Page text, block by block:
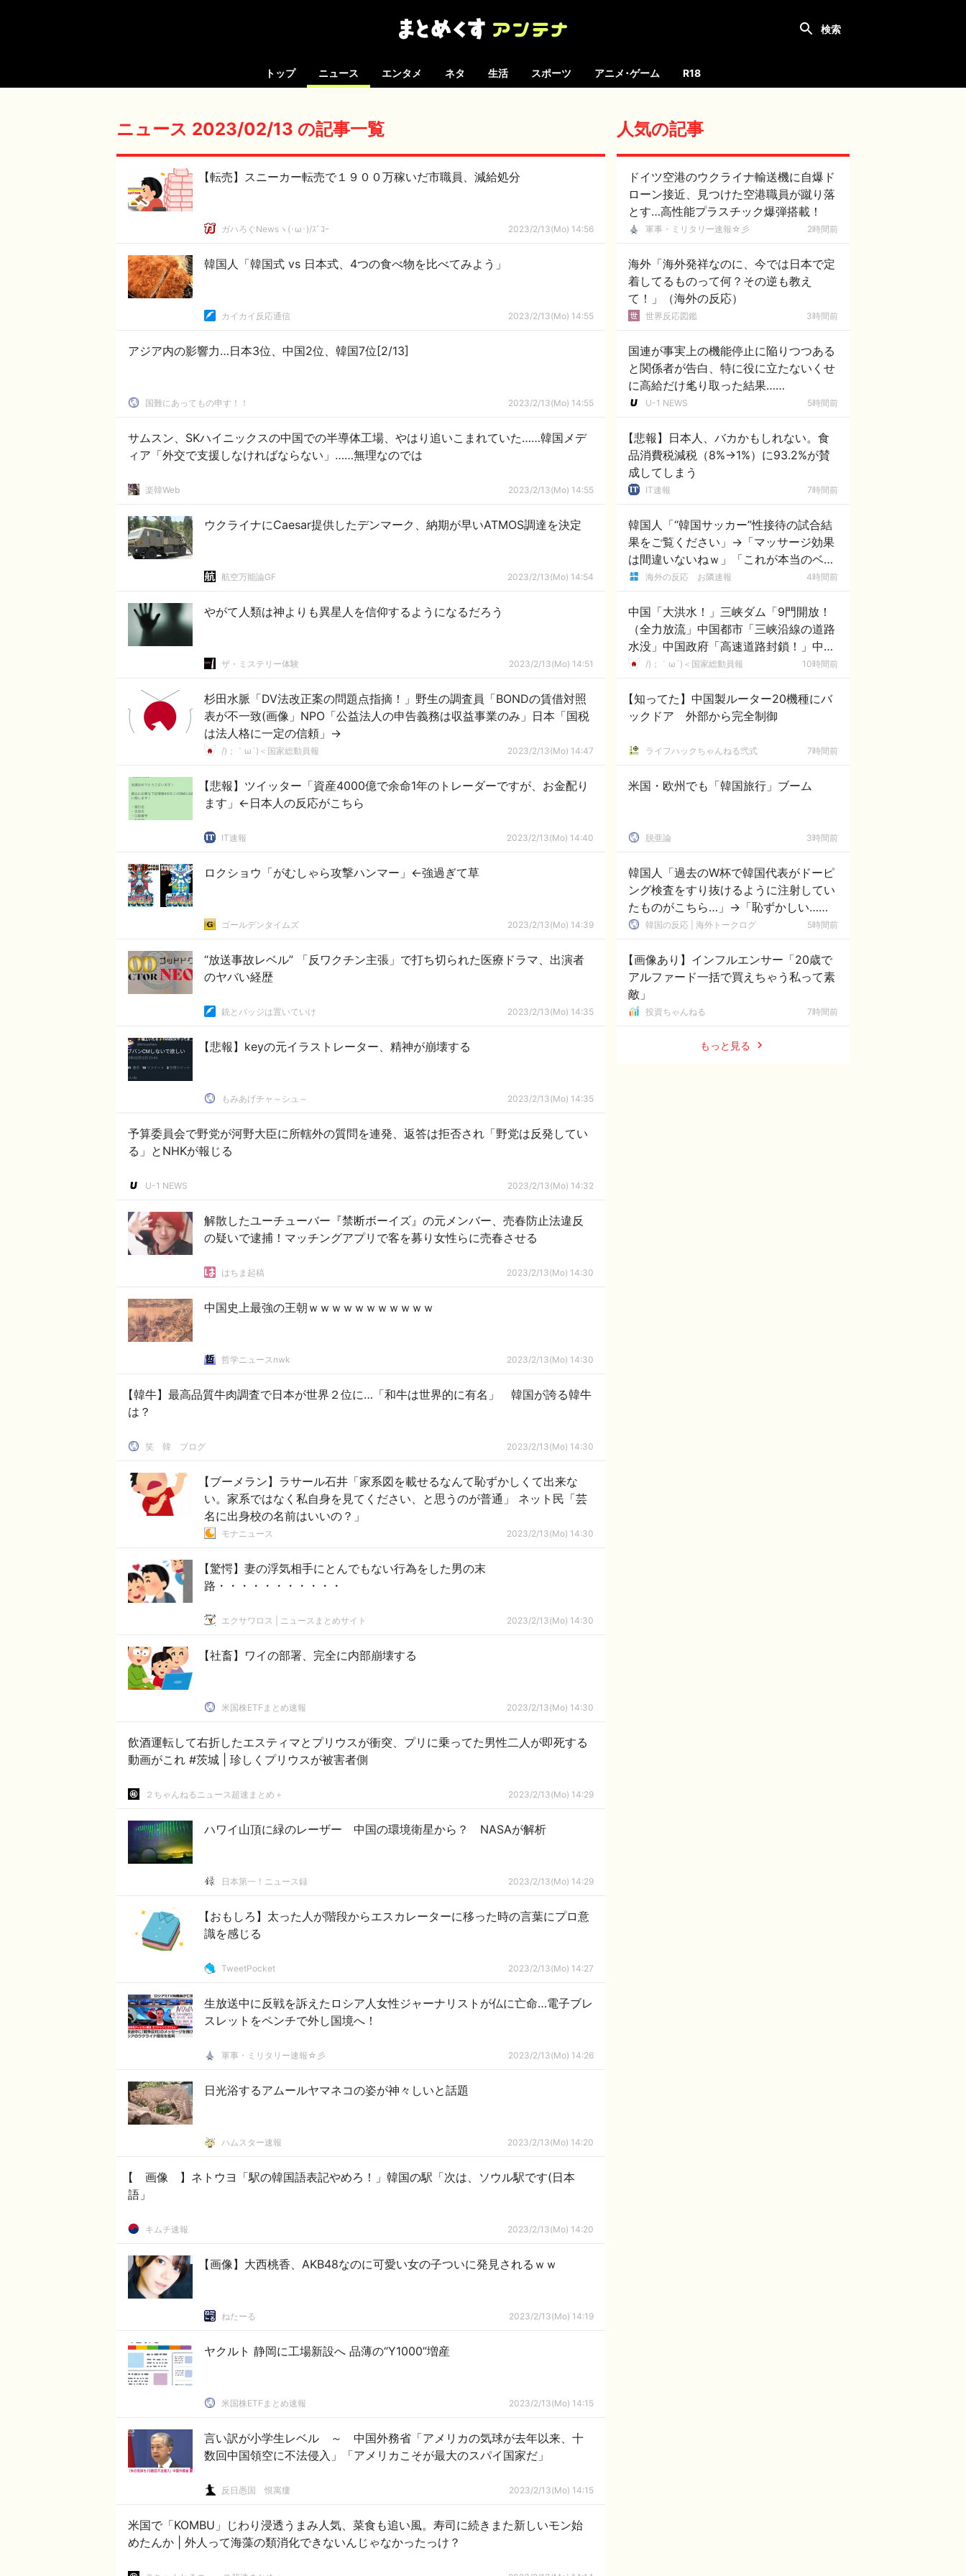
トップ ニュース エンタメ ネタ 生活 スポーツ アニメ･ゲーム R18
ニュース 2023/02/13 の記事一覧
【転売】スニーカー転売で１９００万稼いだ市職員、減給処分
ガハろぐNewsヽ(･ω･)/ｽﾞｺｰ 2023/2/13(Mo) 14:56
韓国人「韓国式 vs 日本式、4つの食べ物を比べてみよう」
カイカイ反応通信 2023/2/13(Mo) 14:55
アジア内の影響力…日本3位、中国2位、韓国7位[2/13]
国難にあってもの申す！！ 2023/2/13(Mo) 14:55
サムスン、SKハイニックスの中国での半導体工場、やはり追いこまれていた……韓国メデ
ィア「外交で支援しなければならない」……無理なのでは
楽韓Web 2023/2/13(Mo) 14:55
ウクライナにCaesar提供したデンマーク、納期が早いATMOS調達を決定
航空万能論GF 2023/2/13(Mo) 14:54
やがて人類は神よりも異星人を信仰するようになるだろう
ザ・ミステリー体験 2023/2/13(Mo) 14:51
杉田水脈「DV法改正案の問題点指摘！」野生の調査員「BONDの賃借対照
表が不一致(画像」NPO「公益法人の申告義務は収益事業のみ」日本「国税
は法人格に一定の信頼」→
/)；｀ω´)＜国家総動員報 2023/2/13(Mo) 14:47
【悲報】ツイッター「資産4000億で余命1年のトレーダーですが、お金配り
ます」←日本人の反応がこちら
IT速報 2023/2/13(Mo) 14:40
ロクショウ「がむしゃら攻撃ハンマー」←強過ぎて草
ゴールデンタイムズ 2023/2/13(Mo) 14:39
“放送事故レベル” 「反ワクチン主張」で打ち切られた医療ドラマ、出演者
のヤバい経歴
銃とバッジは置いていけ 2023/2/13(Mo) 14:35
【悲報】keyの元イラストレーター、精神が崩壊する
もみあげチャ～シュ～ 2023/2/13(Mo) 14:35
予算委員会で野党が河野大臣に所轄外の質問を連発、返答は拒否され「野党は反発してい
る」とNHKが報じる
U-1 NEWS 2023/2/13(Mo) 14:32
解散したユーチューバー『禁断ボーイズ』の元メンバー、売春防止法違反
の疑いで逮捕！マッチングアプリで客を募り女性らに売春させる
はちま起稿 2023/2/13(Mo) 14:30
中国史上最強の王朝ｗｗｗｗｗｗｗｗｗｗｗ
哲学ニュースnwk 2023/2/13(Mo) 14:30
【韓牛】最高品質牛肉調査で日本が世界２位に…「和牛は世界的に有名」 韓国が誇る韓牛
は？
笑 韓 ブログ 2023/2/13(Mo) 14:30
【ブーメラン】ラサール石井「家系図を載せるなんて恥ずかしくて出来な
い。家系ではなく私自身を見てください、と思うのが普通」 ネット民「芸
名に出身校の名前はいいの？」
モナニュース 2023/2/13(Mo) 14:30
【驚愕】妻の浮気相手にとんでもない行為をした男の末
路・・・・・・・・・・・
エクサワロス | ニュースまとめサイト 2023/2/13(Mo) 14:30
【社畜】ワイの部署、完全に内部崩壊する
米国株ETFまとめ速報 2023/2/13(Mo) 14:30
飲酒運転して右折したエスティマとプリウスが衝突、プリに乗ってた男性二人が即死する
動画がこれ #茨城 | 珍しくプリウスが被害者側
２ちゃんねるニュース超速まとめ＋ 2023/2/13(Mo) 14:29
ハワイ山頂に緑のレーザー 中国の環境衛星から？ NASAが解析
日本第一！ニュース録 2023/2/13(Mo) 14:29
【おもしろ】太った人が階段からエスカレーターに移った時の言葉にプロ意
識を感じる
TweetPocket 2023/2/13(Mo) 14:27
生放送中に反戦を訴えたロシア人女性ジャーナリストが仏に亡命…電子ブレ
スレットをペンチで外し国境へ！
軍事・ミリタリー速報☆彡 2023/2/13(Mo) 14:26
日光浴するアムールヤマネコの姿が神々しいと話題
ハムスター速報 2023/2/13(Mo) 14:20
【 画像 】ネトウヨ「駅の韓国語表記やめろ！」韓国の駅「次は、ソウル駅です(日本
語」
キムチ速報 2023/2/13(Mo) 14:20
【画像】大西桃香、AKB48なのに可愛い女の子ついに発見されるｗｗ
ねたーる 2023/2/13(Mo) 14:19
ヤクルト 静岡に工場新設へ 品薄の“Y1000”増産
米国株ETFまとめ速報 2023/2/13(Mo) 14:15
言い訳が小学生レベル ～ 中国外務省「アメリカの気球が去年以来、十
数回中国領空に不法侵入」「アメリカこそが最大のスパイ国家だ」
反日愚国 恨寓瘻 2023/2/13(Mo) 14:15
米国で「KOMBU」じわり浸透うまみ人気、菜食も追い風。寿司に続きまた新しいモン始
めたんか | 外人って海藻の類消化できないんじゃなかったっけ？
人気の記事
ドイツ空港のウクライナ輸送機に自爆ド
ローン接近、見つけた空港職員が蹴り落
とす…高性能プラスチック爆弾搭載！
軍事・ミリタリー速報☆彡 2時間前
海外「海外発祥なのに、今では日本で定
着してるものって何？その逆も教え
て！」（海外の反応）
世界反応図鑑 3時間前
国連が事実上の機能停止に陥りつつある
と関係者が告白、特に役に立たないくせ
に高給だけ毟り取った結果……
U-1 NEWS 5時間前
【悲報】日本人、バカかもしれない。食
品消費税減税（8%→1%）に93.2%が賛
成してしまう
IT速報 7時間前
韓国人「“韓国サッカー”性接待の試合結
果をご覧ください」→「マッサージ効果
は間違いないねｗ」「これが本当のベッ
ドサッカーだ」
海外の反応 お隣速報 4時間前
中国「大洪水！」三峡ダム「9門開放！
（全力放流」中国都市「三峡沿線の道路
水没」中国政府「高速道路封鎖！」中国
ダム「緊急放流に合わせて開門（土砂崩
/)；｀ω´)＜国家総動員報 10時間前
【知ってた】中国製ルーター20機種にバ
ックドア 外部から完全制御
ライフハックちゃんねる弐式 7時間前
米国・欧州でも「韓国旅行」ブーム
脱亜論 3時間前
韓国人「過去のW杯で韓国代表がドーピ
ング検査をすり抜けるように注射してい
たものがこちら…」→「恥ずかしい…
（ﾌﾞﾙﾌﾞﾙ」＝韓国の反応
韓国の反応 | 海外トークログ 5時間前
【画像あり】インフルエンサー「20歳で
アルファード一括で買えちゃう私って素
敵」
投資ちゃんねる 7時間前
もっと見る